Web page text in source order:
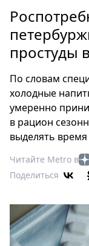
Мир
Мода
Театр
Кино
О
простуды
По словам
холодные
умеренно
в рацион
выделять
Читайте Metro в
Поделиться